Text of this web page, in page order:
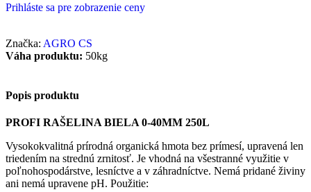
Prihláste sa pre zobrazenie ceny
Značka: AGRO CS
Váha produktu: 50kg
Popis produktu
PROFI RAŠELINA BIELA 0-40MM 250L
Vysokokvalitná prírodná organická hmota bez prímesí, upravená len
triedením na strednú zrnitosť. Je vhodná na všestranné využitie v
poľnohospodárstve, lesníctve a v záhradníctve. Nemá pridané živiny
ani nemá upravene pH. Použitie: